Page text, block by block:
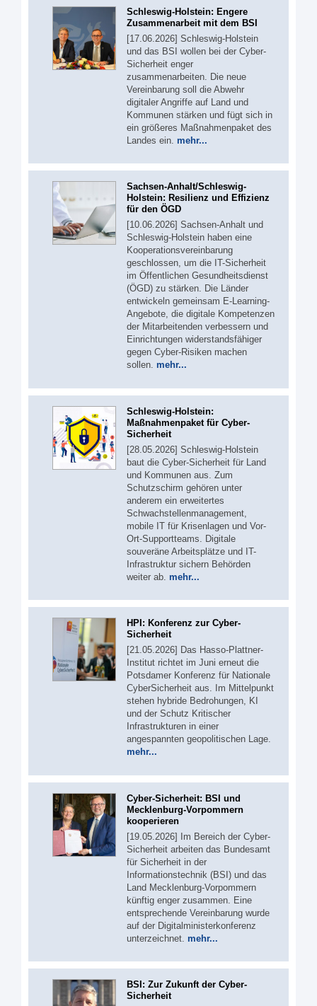
Schleswig-Holstein: Engere
Zusammenarbeit mit dem BSI
[17.06.2026] Schleswig-Holstein
und das BSI wollen bei der Cyber-
Sicherheit enger
zusammenarbeiten. Die neue
Vereinbarung soll die Abwehr
digitaler Angriffe auf Land und
Kommunen stärken und fügt sich in
ein größeres Maßnahmenpaket des
Landes ein. mehr...
Sachsen-Anhalt/Schleswig-
Holstein: Resilienz und Effizienz
für den ÖGD
[10.06.2026] Sachsen-Anhalt und
Schleswig-Holstein haben eine
Kooperationsvereinbarung
geschlossen, um die IT-Sicherheit
im Öffentlichen Gesundheitsdienst
(ÖGD) zu stärken. Die Länder
entwickeln gemeinsam E-Learning-
Angebote, die digitale Kompetenzen
der Mitarbeitenden verbessern und
Einrichtungen widerstandsfähiger
gegen Cyber-Risiken machen
sollen. mehr...
Schleswig-Holstein:
Maßnahmenpaket für Cyber-
Sicherheit
[28.05.2026] Schleswig-Holstein
baut die Cyber-Sicherheit für Land
und Kommunen aus. Zum
Schutzschirm gehören unter
anderem ein erweitertes
Schwachstellenmanagement,
mobile IT für Krisenlagen und Vor-
Ort-Supportteams. Digitale
souveräne Arbeitsplätze und IT-
Infrastruktur sichern Behörden
weiter ab. mehr...
HPI: Konferenz zur Cyber-
Sicherheit
[21.05.2026] Das Hasso-Plattner-
Institut richtet im Juni erneut die
Potsdamer Konferenz für Nationale
CyberSicherheit aus. Im Mittelpunkt
stehen hybride Bedrohungen, KI
und der Schutz Kritischer
Infrastrukturen in einer
angespannten geopolitischen Lage.
mehr...
Cyber-Sicherheit: BSI und
Mecklenburg-Vorpommern
kooperieren
[19.05.2026] Im Bereich der Cyber-
Sicherheit arbeiten das Bundesamt
für Sicherheit in der
Informationstechnik (BSI) und das
Land Mecklenburg-Vorpommern
künftig enger zusammen. Eine
entsprechende Vereinbarung wurde
auf der Digitalministerkonferenz
unterzeichnet. mehr...
BSI: Zur Zukunft der Cyber-
Sicherheit